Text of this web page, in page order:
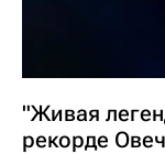
"Живая
рекорде